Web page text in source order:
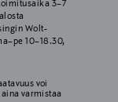
3–7
Wolt-
10–18.30,
voi
varmistaa